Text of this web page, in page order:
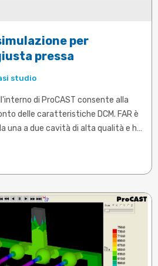
per
pressa
studio
di ProCAST consente alla
delle caratteristiche DCM. FAR è
una a due cavità di alta qualità e ha
a un costo minimo.